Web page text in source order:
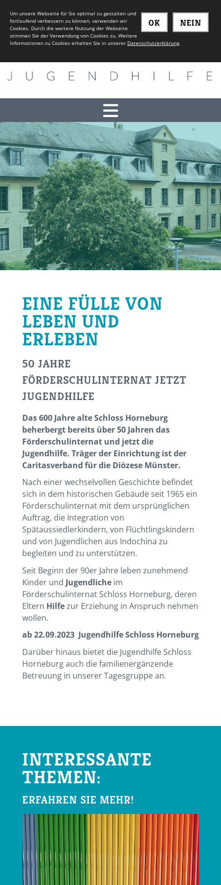
EINE FÜLLE VON
LEBEN UND
ERLEBEN
50 JAHRE
FÖRDERSCHULINTERNAT JETZT
JUGENDHILFE
Das 600 Jahre alte Schloss Horneburg
beherbergt bereits über 50 Jahren das
Förderschulinternat und jetzt die
Jugendhilfe. Träger der Einrichtung ist der
Caritasverband für die Diözese Münster.
Nach einer wechselvollen Geschichte befindet
sich in dem historischen Gebäude seit 1965 ein
Förderschulinternat mit dem ursprünglichen
Auftrag, die Integration von
Spätaussiedlerkindern, von Flüchtlingskindern
und von Jugendlichen aus Indochina zu
begleiten und zu unterstützen.
Seit Beginn der 90er Jahre leben zunehmend
Kinder und Jugendliche im
Förderschulinternat Schloss Horneburg, deren
Eltern Hilfezur Erziehung in Anspruch nehmen
wollen.
ab 22.09.2023 Jugendhilfe Schloss Horneburg
Darüber hinaus bietet die Jugendhilfe Schloss
Horneburg auch die familienergänzende
Betreuung in unserer Tagesgruppe an.
INTERESSANTE
THEMEN:
ERFAHREN SIE MEHR!
NEIN
OK
Um unsere Webseite für Sie optimal zu gestalten und
fortlaufend verbessern zu können, verwenden wir
Cookies. Durch die weitere Nutzung der Webseite
stimmen Sie der Verwendung von Cookies zu. Weitere
Informationen zu Cookies erhalten Sie in unserer Datenschutzerklärung.